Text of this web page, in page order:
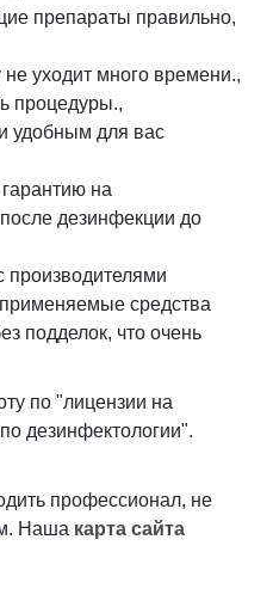
препараты правильно,
уходит много времени.,
процедуры.,
удобным для вас
на
дезинфекции до
производителями
средства
подделок, что очень
по "лицензии на
дезинфектологии".
профессионал, не
Наша карта сайта